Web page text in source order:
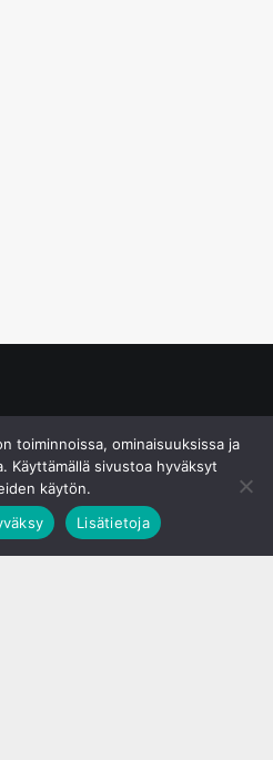
toiminnoissa, ominaisuuksissa ja
Käyttämällä sivustoa hyväksyt
käytön.
Lisätietoja